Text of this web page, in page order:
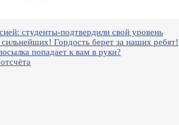
студенты-подтвердили свой уровень
Гордость берет за наших ребят!
попадает к вам в руки?